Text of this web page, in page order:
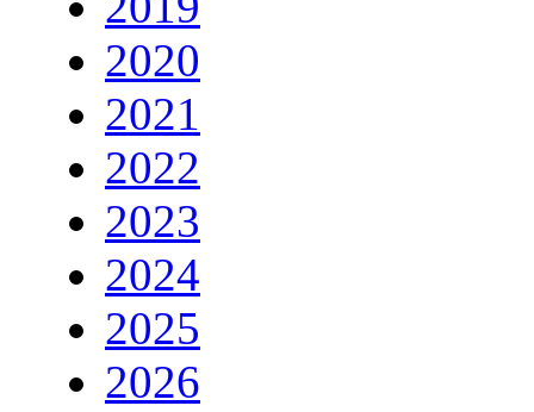
2020
2021
2022
2023
2024
2025
2026